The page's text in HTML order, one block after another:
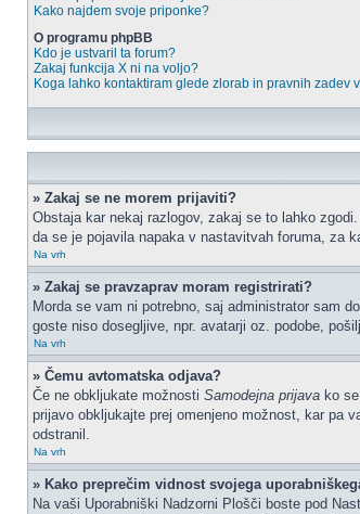
Kako najdem svoje priponke?
O programu phpBB
Kdo je ustvaril ta forum?
Zakaj funkcija X ni na voljo?
Koga lahko kontaktiram glede zlorab in pravnih zadev
» Zakaj se ne morem prijaviti?
Obstaja kar nekaj razlogov, zakaj se to lahko
da se je pojavila napaka v nastavitvah foruma, za
Na vrh
» Zakaj se pravzaprav moram registrirati?
Morda se vam ni potrebno, saj administrator sam
goste niso dosegljive, npr. avatarji oz. podobe,
Na vrh
» Čemu avtomatska odjava?
Če ne obkljukate možnosti Samodejna prijava ko
prijavo obkljukajte prej omenjeno možnost, kar pa
odstranil.
Na vrh
» Kako preprečim vidnost svojega
Na vaši Uporabniški Nadzorni Plošči boste pod